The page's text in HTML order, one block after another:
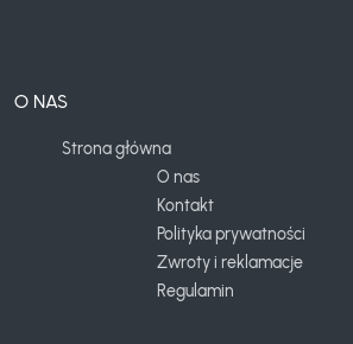
O NAS
Strona główna
O nas
Kontakt
Polityka prywatności
Zwroty i reklamacje
Regulamin